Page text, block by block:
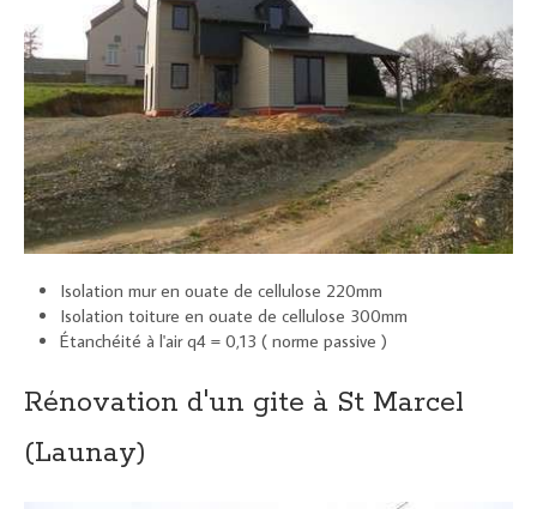
Isolation mur en ouate de cellulose 220mm
Isolation toiture en ouate de cellulose 300mm
Étanchéité à l'air q4 = 0,13 ( norme passive )
Rénovation d'un gite à St Marcel
(Launay)